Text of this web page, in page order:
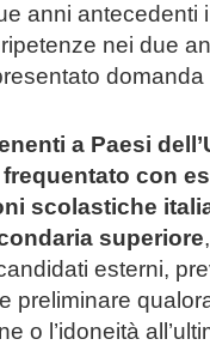
anni antecedenti
nei due
domanda
a Paesi
con
scolastiche
superiore
esterni,
preliminare
o l’idoneità